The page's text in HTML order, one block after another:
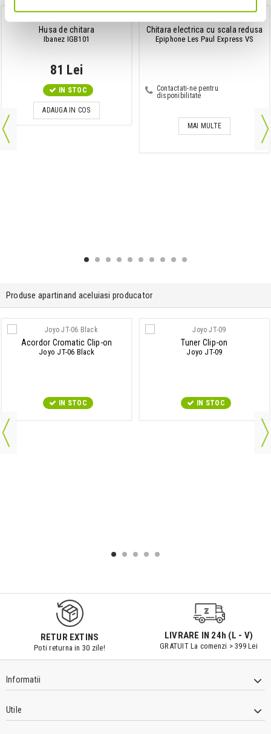
Husa de chitara
Ibanez IGB101
81 Lei
IN STOC
ADAUGA IN COS
Chitara electrica cu scala redusa
Epiphone Les Paul Express VS
Contactati-ne pentru
disponibilitate
MAI MULTE
Produse apartinand aceluiasi producator
Acordor Cromatic Clip-on
Joyo JT-06 Black
IN STOC
Tuner Clip-on
Joyo JT-09
IN STOC
RETUR EXTINS
Poti returna in 30 zile!
LIVRARE IN 24h (L - V)
GRATUIT La comenzi > 399 Lei
Informatii
Utile